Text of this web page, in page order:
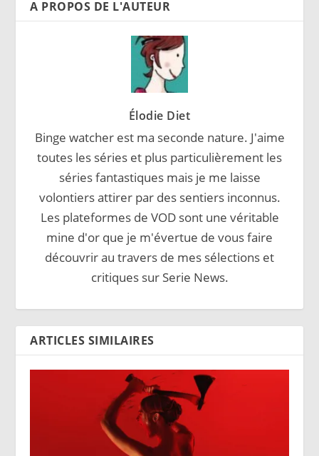
A PROPOS DE L'AUTEUR
Élodie Diet
Binge watcher est ma seconde nature. J'aime
toutes les séries et plus particulièrement les
séries fantastiques mais je me laisse
volontiers attirer par des sentiers inconnus.
Les plateformes de VOD sont une véritable
mine d'or que je m'évertue de vous faire
découvrir au travers de mes sélections et
critiques sur Serie News.
ARTICLES SIMILAIRES